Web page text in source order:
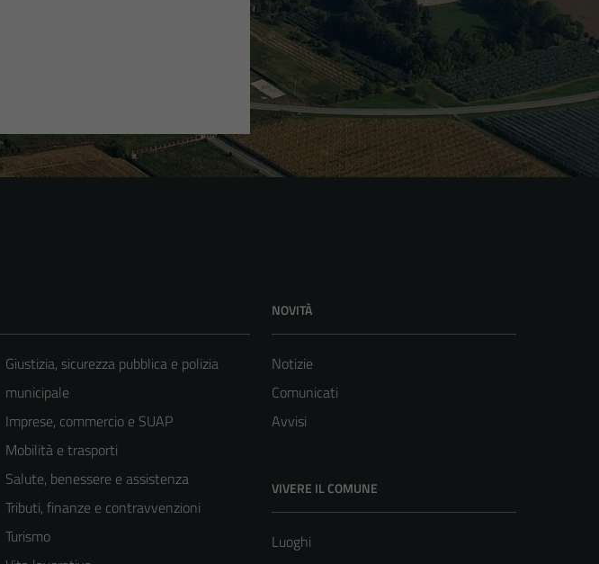
Giustizia, sicurezza pubblica e polizia
municipale
Imprese, commercio e SUAP
Mobilità e trasporti
Salute, benessere e assistenza
Tributi, finanze e contravvenzioni
Turismo
NOVITÀ
Notizie
Comunicati
Avvisi
VIVERE IL COMUNE
Luoghi